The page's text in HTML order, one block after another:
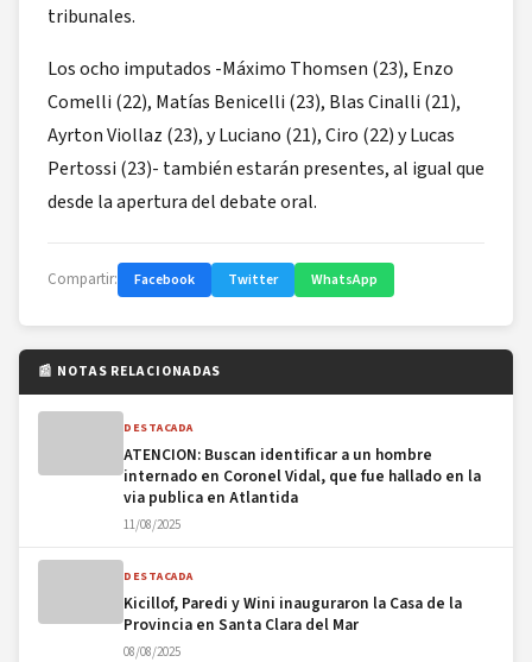
tribunales.
Los ocho imputados -Máximo Thomsen (23), Enzo
Comelli (22), Matías Benicelli (23), Blas Cinalli (21),
Ayrton Viollaz (23), y Luciano (21), Ciro (22) y Lucas
Pertossi (23)- también estarán presentes, al igual que
desde la apertura del debate oral.
Compartir: Facebook Twitter WhatsApp
📰 NOTAS RELACIONADAS
DESTACADA
ATENCION: Buscan identificar a un hombre
internado en Coronel Vidal, que fue hallado en la
via publica en Atlantida
11/08/2025
DESTACADA
Kicillof, Paredi y Wini inauguraron la Casa de la
Provincia en Santa Clara del Mar
08/08/2025